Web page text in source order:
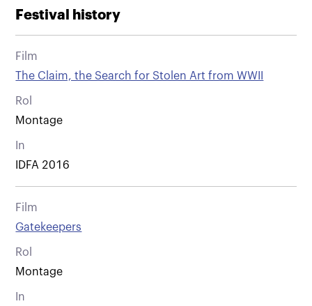
Festival history
Film
The Claim, the Search for Stolen Art from WWII
Rol
Montage
In
IDFA 2016
Film
Gatekeepers
Rol
Montage
In